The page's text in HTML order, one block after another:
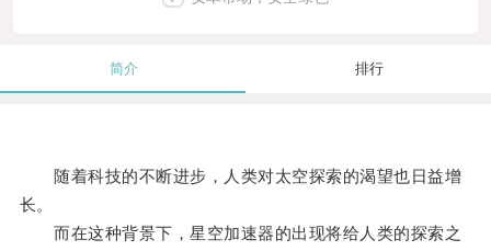
简介 排行
随着科技的不断进步，人类对太空探索的渴望也日益增
长。
而在这种背景下，星空加速器的出现将给人类的探索之